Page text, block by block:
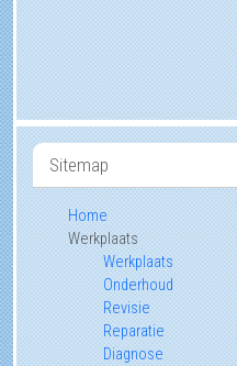
Sitemap
Home
Werkplaats
Werkplaats
Onderhoud
Revisie
Reparatie
Diagnose